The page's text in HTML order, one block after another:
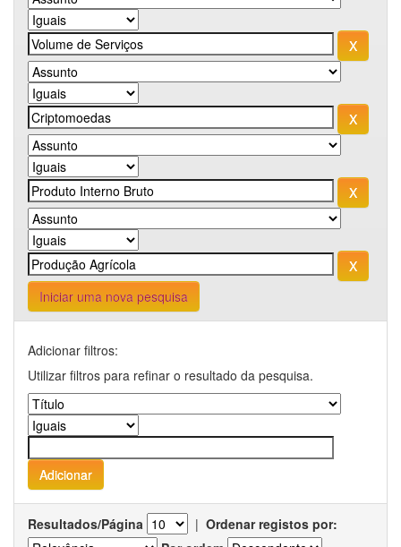
Iniciar uma nova pesquisa
Adicionar filtros:
Utilizar filtros para refinar o resultado da pesquisa.
Resultados/Página | Ordenar registos por: